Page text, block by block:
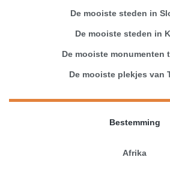
De mooiste steden in
De mooiste steden in
De mooiste monumenten
De mooiste plekjes van
Bestemming
Afrika